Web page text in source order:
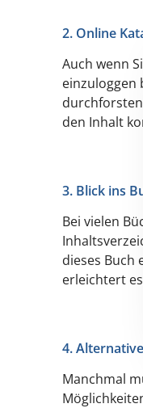
2. Online
Auch wenn
einzuloggen
den Inhalt
3. Blick ins
Bei vielen
dieses Buch
erleichtert
4.
Manchmal